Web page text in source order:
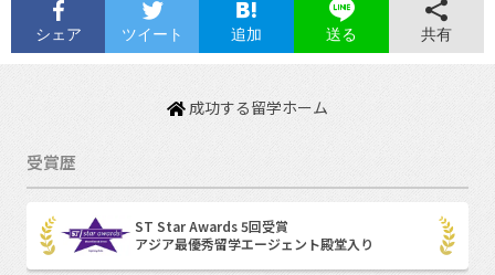
シェア ツイート 追加 送る 共有
成功する留学ホーム
受賞歴
ST Star Awards 5回受賞
アジア最優秀留学エージェント殿堂入り